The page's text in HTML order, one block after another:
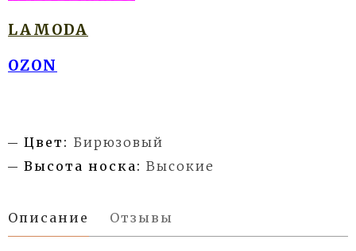
LAMODA
OZON
Цвет: Бирюзовый
Высота носка: Высокие
Описание Отзывы